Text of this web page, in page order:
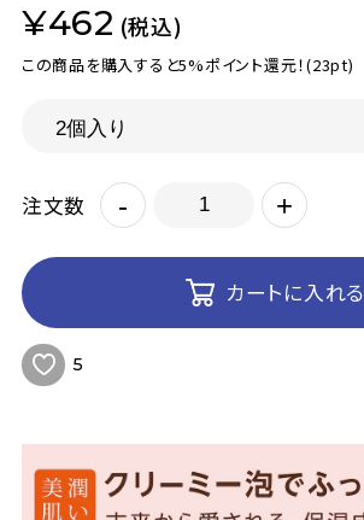
¥462 (税込)
この商品を購入すると5%ポイント還元！(23pt)
注文数 - +
カートに入れる
5